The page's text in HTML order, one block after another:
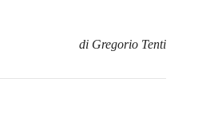
di Gregorio Tenti